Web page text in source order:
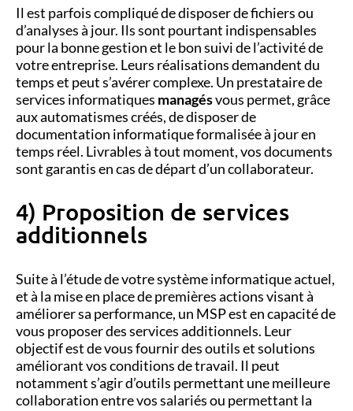
Il est parfois compliqué de disposer de fichiers ou
d’analyses à jour. Ils sont pourtant indispensables
pour la bonne gestion et le bon suivi de l’activité de
votre entreprise. Leurs réalisations demandent du
temps et peut s’avérer complexe. Un prestataire de
services informatiques managésvous permet, grâce
aux automatismes créés, de disposer de
documentation informatique formalisée à jour en
temps réel. Livrables à tout moment, vos documents
sont garantis en cas de départ d’un collaborateur.
4) Proposition de services
additionnels
Suite à l’étude de votre système informatique actuel,
et à la mise en place de premières actions visant à
améliorer sa performance, un MSP est en capacité de
vous proposer des services additionnels. Leur
objectif est de vous fournir des outils et solutions
améliorant vos conditions de travail. Il peut
notamment s’agir d’outils permettant une meilleure
collaboration entre vos salariés ou permettant la